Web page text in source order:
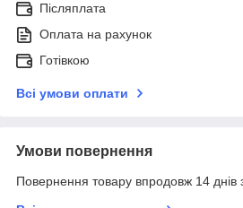
Післяплата
Оплата на рахунок
Готівкою
Всі умови оплати
Умови повернення
Повернення товару впродовж 14 днів